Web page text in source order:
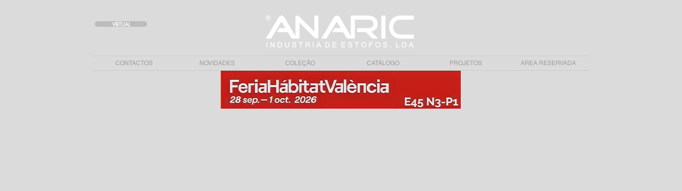
VIRTUAL
CONTACTOS NOVIDADES COLEÇÃO CATÁLOGO PROJETOS AREA RESERVADA